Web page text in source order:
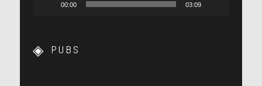
00:00 03:09
PUBS